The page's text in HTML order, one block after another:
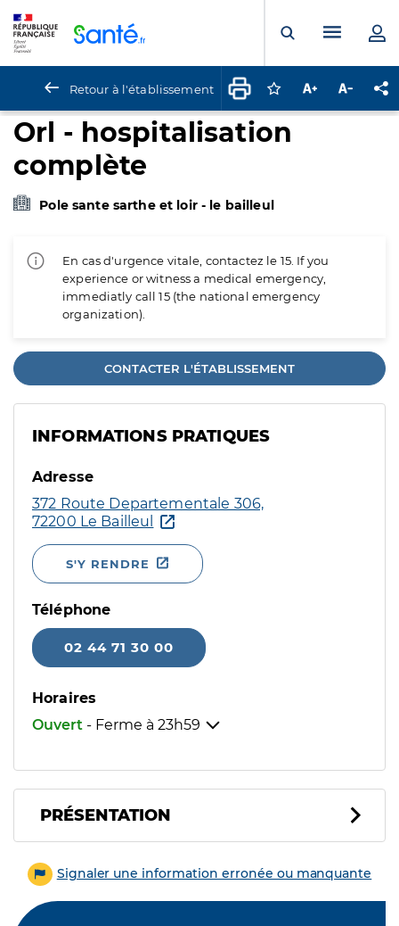
Ouvrir laMenu
Retour à l'établissement Connectez-vous
Augmenter la
Orl - hospitalisation
complète
Pole sante sarthe et loir - le bailleul
En cas d'urgence vitale, contactez le 15. If you
experience or witness a medical emergency,
immediatly call 15 (the national emergency
organization).
CONTACTER L'ÉTABLISSEMENT
INFORMATIONS PRATIQUES
Adresse
372 Route Departementale 306,
72200 Le Bailleul
S'Y RENDRE
Téléphone
02 44 71 30 00
Horaires
Ouvert - Ferme à 23h59
PRÉSENTATION
Signaler une information erronée ou manquante